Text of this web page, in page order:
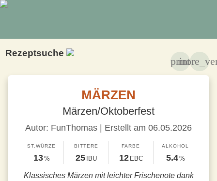
Rezeptsuche
print
MÄRZEN
Märzen/Oktoberfest
Autor: FunThomas | Erstellt am 06.05.2026
ST.WÜRZE
13%
BITTERE
25 IBU
FARBE
12 EBC
ALKOHOL
5.4%
Klassisches Märzen mit leichter Frischenote dank